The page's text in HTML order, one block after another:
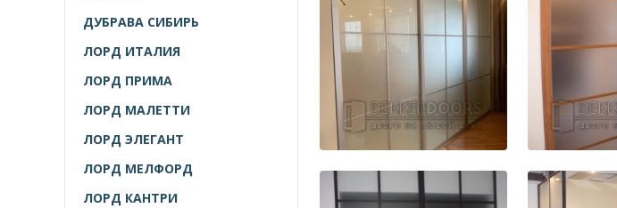
ДУБРАВА СИБИРЬ
ЛОРД ИТАЛИЯ
ЛОРД ПРИМА
ЛОРД МАЛЕТТИ
ЛОРД ЭЛЕГАНТ
ЛОРД МЕЛФОРД
ЛОРД КАНТРИ